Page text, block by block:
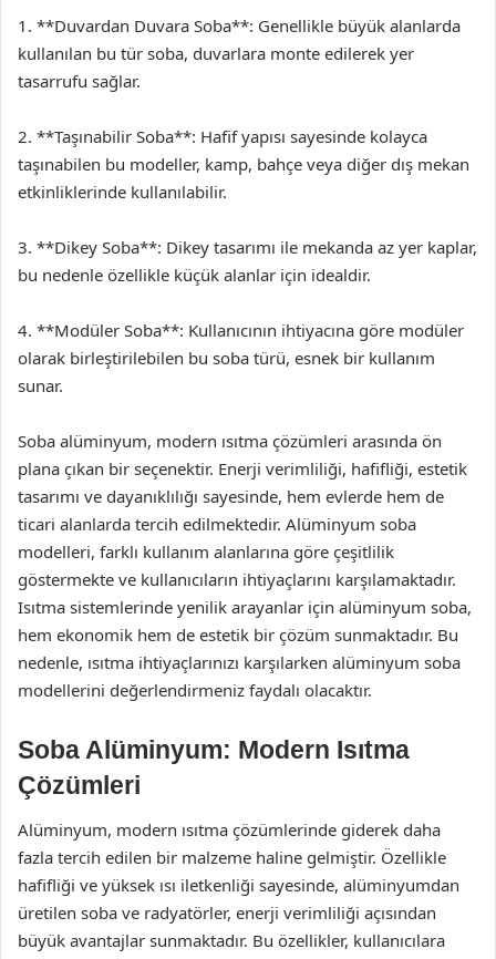
1. **Duvardan Duvara Soba**: Genellikle büyük alanlarda
kullanılan bu tür soba, duvarlara monte edilerek yer
tasarrufu sağlar.
2. **Taşınabilir Soba**: Hafif yapısı sayesinde kolayca
taşınabilen bu modeller, kamp, bahçe veya diğer dış mekan
etkinliklerinde kullanılabilir.
3. **Dikey Soba**: Dikey tasarımı ile mekanda az yer kaplar,
bu nedenle özellikle küçük alanlar için idealdir.
4. **Modüler Soba**: Kullanıcının ihtiyacına göre modüler
olarak birleştirilebilen bu soba türü, esnek bir kullanım
sunar.
Soba alüminyum, modern ısıtma çözümleri arasında ön
plana çıkan bir seçenektir. Enerji verimliliği, hafifliği, estetik
tasarımı ve dayanıklılığı sayesinde, hem evlerde hem de
ticari alanlarda tercih edilmektedir. Alüminyum soba
modelleri, farklı kullanım alanlarına göre çeşitlilik
göstermekte ve kullanıcıların ihtiyaçlarını karşılamaktadır.
Isıtma sistemlerinde yenilik arayanlar için alüminyum soba,
hem ekonomik hem de estetik bir çözüm sunmaktadır. Bu
nedenle, ısıtma ihtiyaçlarınızı karşılarken alüminyum soba
modellerini değerlendirmeniz faydalı olacaktır.
Soba Alüminyum: Modern Isıtma
Çözümleri
Alüminyum, modern ısıtma çözümlerinde giderek daha
fazla tercih edilen bir malzeme haline gelmiştir. Özellikle
hafifliği ve yüksek ısı iletkenliği sayesinde, alüminyumdan
üretilen soba ve radyatörler, enerji verimliliği açısından
büyük avantajlar sunmaktadır. Bu özellikler, kullanıcılara